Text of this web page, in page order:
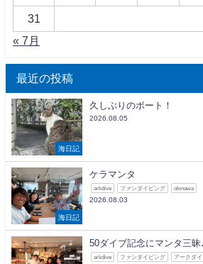
31
« 7月
最近の投稿
海日記
久しぶりのボート！
2026.08.05
海日記
ケラマンタ
arkdive ファンダイビング okinawa
2026.08.03
50ダイブ記念にマンタ三昧
arkdive ファンダイビング アークダイ